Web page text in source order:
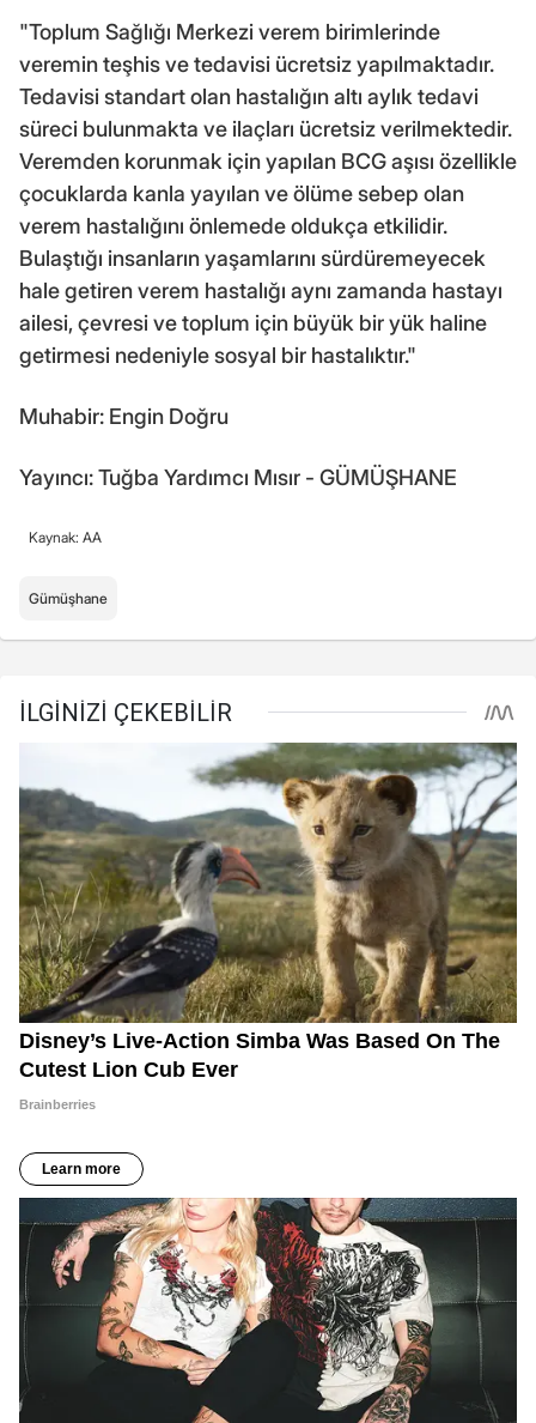
"Toplum Sağlığı Merkezi verem birimlerinde
veremin teşhis ve tedavisi ücretsiz yapılmaktadır.
Tedavisi standart olan hastalığın altı aylık tedavi
süreci bulunmakta ve ilaçları ücretsiz verilmektedir.
Veremden korunmak için yapılan BCG aşısı özellikle
çocuklarda kanla yayılan ve ölüme sebep olan
verem hastalığını önlemede oldukça etkilidir.
Bulaştığı insanların yaşamlarını sürdüremeyecek
hale getiren verem hastalığı aynı zamanda hastayı
ailesi, çevresi ve toplum için büyük bir yük haline
getirmesi nedeniyle sosyal bir hastalıktır."
Muhabir: Engin Doğru
Yayıncı: Tuğba Yardımcı Mısır - GÜMÜŞHANE
Kaynak: AA
Gümüşhane